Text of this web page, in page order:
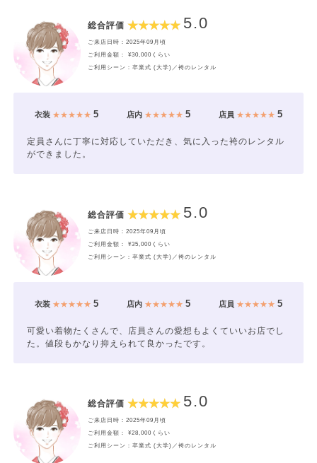
総合評価 5.0
ご来店日時：2025年09月頃
ご利用金額： ¥30,000くらい
ご利用シーン：卒業式 (大学)／袴のレンタル
衣装★★★★★ 5 店内★★★★★ 5 店員 ★★★★★5
定員さんに丁寧に対応していただき、気に入った袴のレンタル
ができました。
総合評価 5.0
ご来店日時：2025年09月頃
ご利用金額： ¥35,000くらい
ご利用シーン：卒業式 (大学)／袴のレンタル
衣装★★★★★ 5 店内★★★★★ 5 店員 ★★★★★5
可愛い着物たくさんで、店員さんの愛想もよくていいお店でし
た。値段もかなり抑えられて良かったです。
総合評価 5.0
ご来店日時：2025年09月頃
ご利用金額： ¥28,000くらい
ご利用シーン：卒業式 (大学)／袴のレンタル